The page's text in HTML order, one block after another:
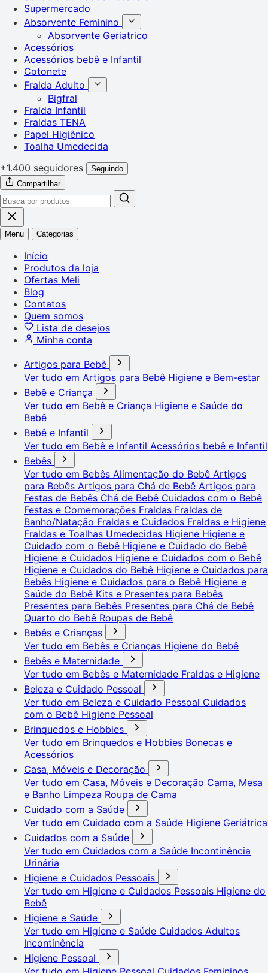
Supermercado
Absorvente Feminino
Absorvente Geriatrico
Acessórios
Acessórios bebê e Infantil
Cotonete
Fralda Adulto
Bigfral
Fralda Infantil
Fraldas TENA
Papel Higiênico
Toalha Umedecida
+1.400 seguidores
Seguindo
Compartilhar
Menu Categorias
Início
Produtos da loja
Ofertas Meli
Blog
Contatos
Quem somos
Lista de desejos
Minha conta
Artigos para Bebê
Ver tudo em Artigos para Bebê Higiene e Bem-estar
Bebê e Criança
Ver tudo em Bebê e Criança Higiene e Saúde do
Bebê
Bebê e Infantil
Ver tudo em Bebê e Infantil Acessórios bebê e Infantil
Bebês
Ver tudo em Bebês Alimentação do Bebê Artigos
para Bebês Artigos para Chá de Bebê Artigos para
Festas de Bebês Chá de Bebê Cuidados com o Bebê
Festas e Comemorações Fraldas Fraldas de
Banho/Natação Fraldas e Cuidados Fraldas e Higiene
Fraldas e Toalhas Umedecidas Higiene Higiene e
Cuidado com o Bebê Higiene e Cuidado do Bebê
Higiene e Cuidados Higiene e Cuidados com o Bebê
Higiene e Cuidados do Bebê Higiene e Cuidados para
Bebês Higiene e Cuidados para o Bebê Higiene e
Saúde do Bebê Kits e Presentes para Bebês
Presentes para Bebês Presentes para Chá de Bebê
Quarto do Bebê Roupas de Bebê
Bebês e Crianças
Ver tudo em Bebês e Crianças Higiene do Bebê
Bebês e Maternidade
Ver tudo em Bebês e Maternidade Fraldas e Higiene
Beleza e Cuidado Pessoal
Ver tudo em Beleza e Cuidado Pessoal Cuidados
com o Bebê Higiene Pessoal
Brinquedos e Hobbies
Ver tudo em Brinquedos e Hobbies Bonecas e
Acessórios
Casa, Móveis e Decoração
Ver tudo em Casa, Móveis e Decoração Cama, Mesa
e Banho Limpeza Roupa de Cama
Cuidado com a Saúde
Ver tudo em Cuidado com a Saúde Higiene Geriátrica
Cuidados com a Saúde
Ver tudo em Cuidados com a Saúde Incontinência
Urinária
Higiene e Cuidados Pessoais
Ver tudo em Higiene e Cuidados Pessoais Higiene do
Bebê
Higiene e Saúde
Ver tudo em Higiene e Saúde Cuidados Adultos
Incontinência
Higiene Pessoal